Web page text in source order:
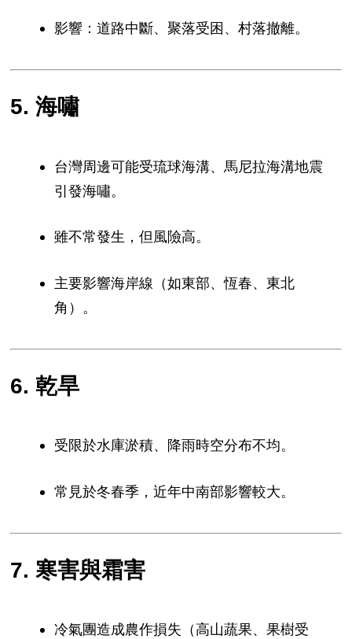
影響：道路中斷、聚落受困、村落撤離。
5. 海嘯
台灣周邊可能受琉球海溝、馬尼拉海溝地震
引發海嘯。
雖不常發生，但風險高。
主要影響海岸線（如東部、恆春、東北
角）。
6. 乾旱
受限於水庫淤積、降雨時空分布不均。
常見於冬春季，近年中南部影響較大。
7. 寒害與霜害
冷氣團造成農作損失（高山蔬果、果樹受